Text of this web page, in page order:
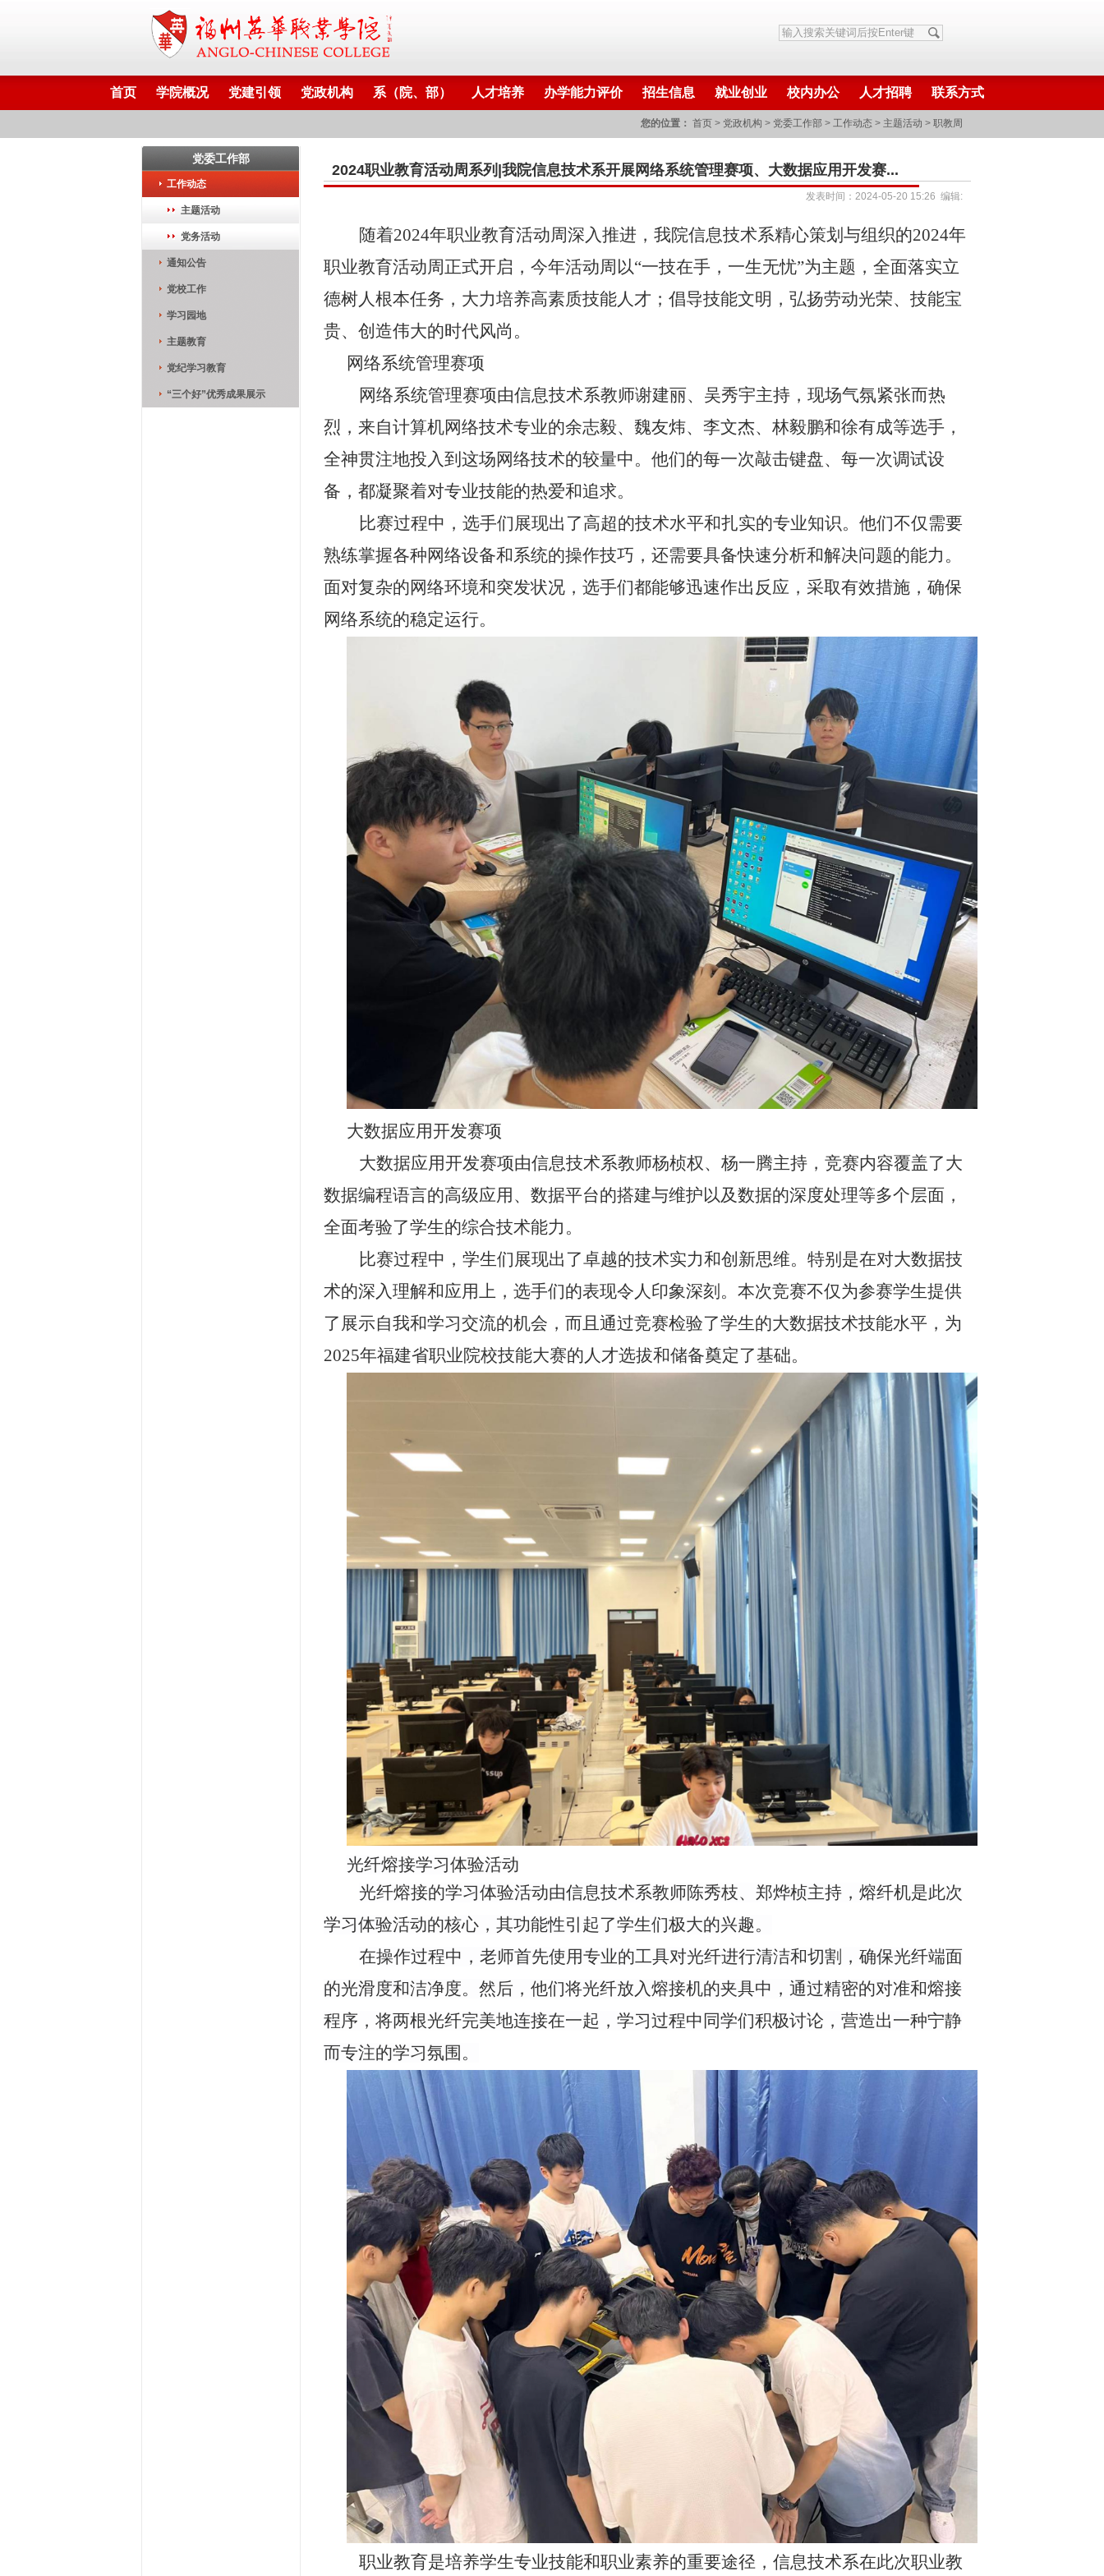
首页 学院概况 党建引领 党政机构 系（院、部） 人才培养 办学能力评价 招生信息 就业创业 校内办公 人才招聘 联系方式
您的位置： 首页 > 党政机构 > 党委工作部 > 工作动态 > 主题活动 > 职教周
党委工作部
工作动态
主题活动
党务活动
通知公告
党校工作
学习园地
主题教育
党纪学习教育
“三个好”优秀成果展示
2024职业教育活动周系列|我院信息技术系开展网络系统管理赛项、大数据应用开发赛...
发表时间：2024-05-20 15:26 编辑:
随着2024年职业教育活动周深入推进，我院信息技术系精心策划与组织的2024年
职业教育活动周正式开启，今年活动周以“一技在手，一生无忧”为主题，全面落实立
德树人根本任务，大力培养高素质技能人才；倡导技能文明，弘扬劳动光荣、技能宝
贵、创造伟大的时代风尚。
网络系统管理赛项
网络系统管理赛项由信息技术系教师谢建丽、吴秀宇主持，现场气氛紧张而热
烈，来自计算机网络技术专业的余志毅、魏友炜、李文杰、林毅鹏和徐有成等选手，
全神贯注地投入到这场网络技术的较量中。他们的每一次敲击键盘、每一次调试设
备，都凝聚着对专业技能的热爱和追求。
比赛过程中，选手们展现出了高超的技术水平和扎实的专业知识。他们不仅需要
熟练掌握各种网络设备和系统的操作技巧，还需要具备快速分析和解决问题的能力。
面对复杂的网络环境和突发状况，选手们都能够迅速作出反应，采取有效措施，确保
网络系统的稳定运行。
大数据应用开发赛项
大数据应用开发赛项由信息技术系教师杨桢权、杨一腾主持，竞赛内容覆盖了大
数据编程语言的高级应用、数据平台的搭建与维护以及数据的深度处理等多个层面，
全面考验了学生的综合技术能力。
比赛过程中，学生们展现出了卓越的技术实力和创新思维。特别是在对大数据技
术的深入理解和应用上，选手们的表现令人印象深刻。本次竞赛不仅为参赛学生提供
了展示自我和学习交流的机会，而且通过竞赛检验了学生的大数据技术技能水平，为
2025年福建省职业院校技能大赛的人才选拔和储备奠定了基础。
光纤熔接学习体验活动
光纤熔接的学习体验活动由信息技术系教师陈秀枝、郑烨桢主持， 熔纤机是此次
学习体验活动的核心 ， 其功能性引起了学生们极大的兴趣。
在操作过程中， 老师首先使用专业的工具对光纤进行清洁和切割，确保光纤端面
的光滑度和洁净度。然后，他们将光纤放入熔接机的夹具中，通过精密的对准和熔接
程序，将两根光纤完美地连接在一起 ，学习过程中同学们积极讨论 ，营造出一种宁静
而专注的学习氛围。
职业教育是培养学生专业技能和职业素养的重要途径，信息技术系在此次职业教